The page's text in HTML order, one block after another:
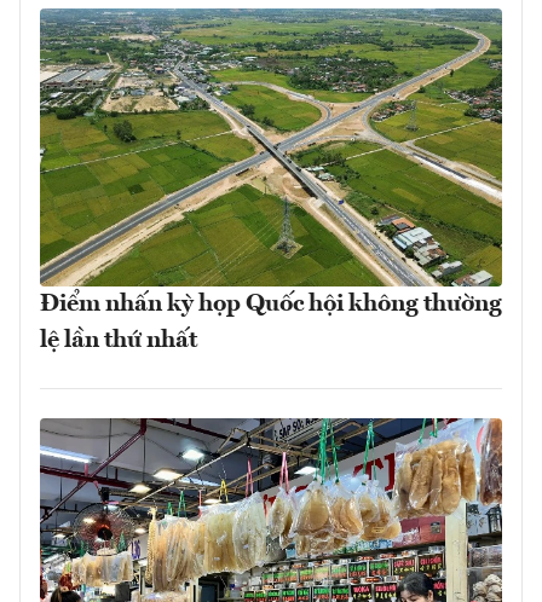
Điểm nhấn kỳ họp Quốc hội không thường
lệ lần thứ nhất